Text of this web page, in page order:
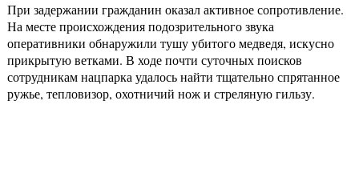
При задержании гражданин оказал активное сопротивление.
На месте происхождения подозрительного звука
оперативники обнаружили тушу убитого медведя, искусно
прикрытую ветками. В ходе почти суточных поисков
сотрудникам нацпарка удалось найти тщательно спрятанное
ружье, тепловизор, охотничий нож и стреляную гильзу.